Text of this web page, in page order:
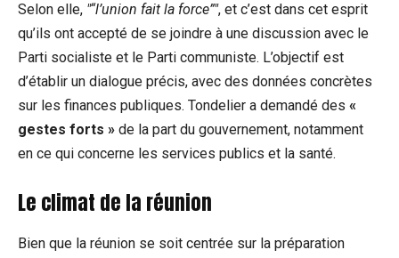
Selon elle, “l’union fait la force” , et c’est dans cet esprit
qu’ils ont accepté de se joindre à une discussion avec le
Parti socialiste et le Parti communiste. L’objectif est
d’établir un dialogue précis, avec des données concrètes
sur les finances publiques. Tondelier a demandé des «
gestes forts » de la part du gouvernement, notamment
en ce qui concerne les services publics et la santé.
Le climat de la réunion
Bien que la réunion se soit centrée sur la préparation